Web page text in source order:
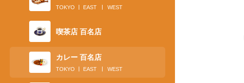
TOKYO EAST WEST
喫茶店 百名店
カレー 百名店
TOKYO EAST WEST